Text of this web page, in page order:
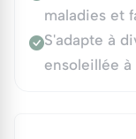
maladies et
S'adapte à
ensoleillée